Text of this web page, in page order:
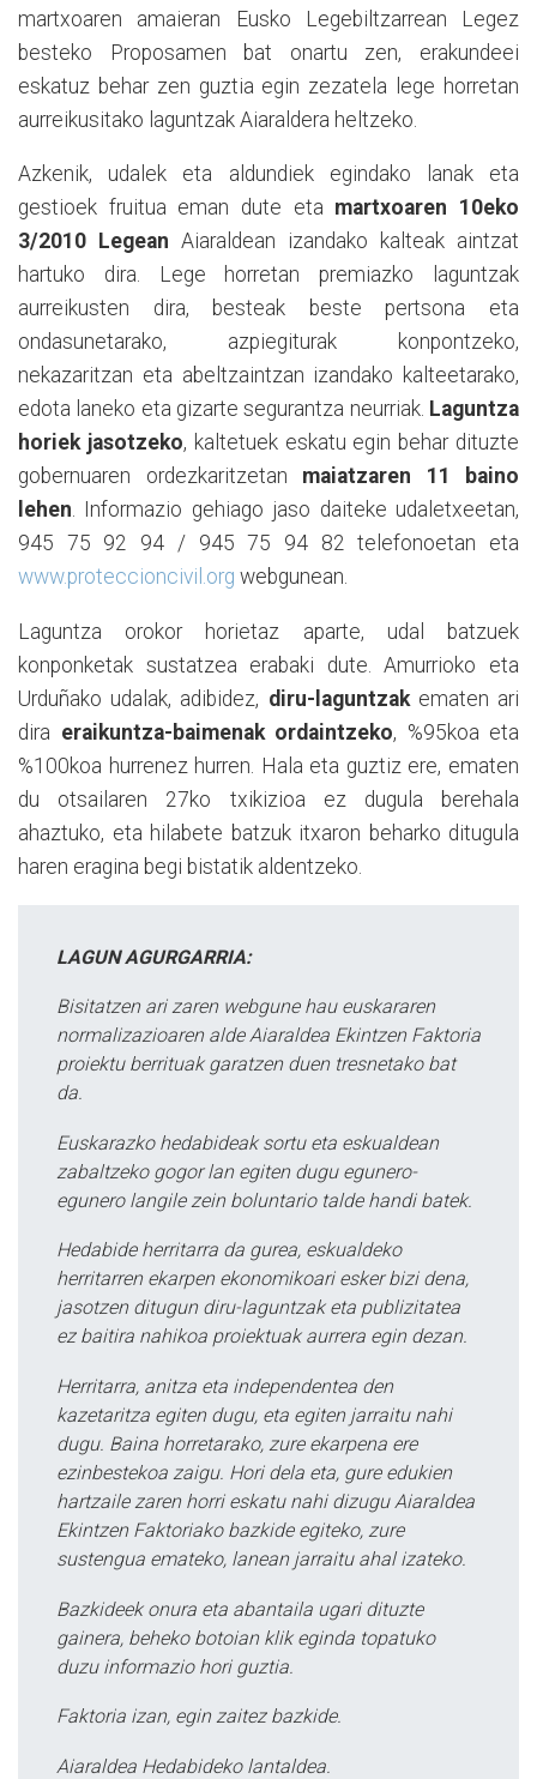
martxoaren amaieran Eusko Legebiltzarrean Legez
besteko Proposamen bat onartu zen, erakundeei
eskatuz behar zen guztia egin zezatela lege horretan
aurreikusitako laguntzak Aiaraldera heltzeko.
Azkenik, udalek eta aldundiek egindako lanak eta
gestioek fruitua eman dute eta martxoaren 10eko
3/2010 Legean Aiaraldean izandako kalteak aintzat
hartuko dira. Lege horretan premiazko laguntzak
aurreikusten dira, besteak beste pertsona eta
ondasunetarako, azpiegiturak konpontzeko,
nekazaritzan eta abeltzaintzan izandako kalteetarako,
edota laneko eta gizarte segurantza neurriak. Laguntza
horiek jasotzeko, kaltetuek eskatu egin behar dituzte
gobernuaren ordezkaritzetan maiatzaren 11 baino
lehen. Informazio gehiago jaso daiteke udaletxeetan,
945 75 92 94 / 945 75 94 82 telefonoetan eta
www.proteccioncivil.org webgunean.
Laguntza orokor horietaz aparte, udal batzuek
konponketak sustatzea erabaki dute. Amurrioko eta
Urduñako udalak, adibidez, diru-laguntzakematen ari
dira eraikuntza-baimenak ordaintzeko, %95koa eta
%100koa hurrenez hurren. Hala eta guztiz ere, ematen
du otsailaren 27ko txikizioa ez dugula berehala
ahaztuko, eta hilabete batzuk itxaron beharko ditugula
haren eragina begi bistatik aldentzeko.
LAGUN AGURGARRIA:
Bisitatzen ari zaren webgune hau euskararen
normalizazioaren alde Aiaraldea Ekintzen Faktoria
proiektu berrituak garatzen duen tresnetako bat
da.
Euskarazko hedabideak sortu eta eskualdean
zabaltzeko gogor lan egiten dugu egunero-
egunero langile zein boluntario talde handi batek.
Hedabide herritarra da gurea, eskualdeko
herritarren ekarpen ekonomikoari esker bizi dena,
jasotzen ditugun diru-laguntzak eta publizitatea
ez baitira nahikoa proiektuak aurrera egin dezan.
Herritarra, anitza eta independentea den
kazetaritza egiten dugu, eta egiten jarraitu nahi
dugu. Baina horretarako, zure ekarpena ere
ezinbestekoa zaigu. Hori dela eta, gure edukien
hartzaile zaren horri eskatu nahi dizugu Aiaraldea
Ekintzen Faktoriako bazkide egiteko, zure
sustengua emateko, lanean jarraitu ahal izateko.
Bazkideek onura eta abantaila ugari dituzte
gainera, beheko botoian klik eginda topatuko
duzu informazio hori guztia.
Faktoria izan, egin zaitez bazkide.
Aiaraldea Hedabideko lantaldea.